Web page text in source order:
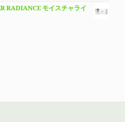
RADIANCE モイスチャライ